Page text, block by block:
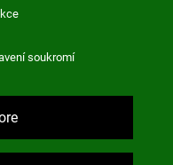
soukromí